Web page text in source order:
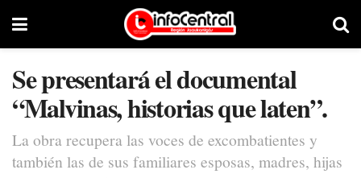
Se presentará el documental
“Malvinas, historias que laten”.
La obra recupera las voces de excombatientes y
también las de sus familiares esposas, madres, hijas